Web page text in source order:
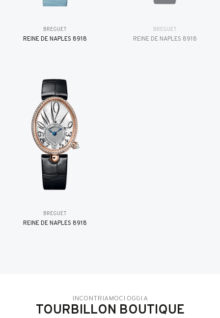
BREGUET
REINE DE NAPLES 8918
BREGUET
REINE DE NAPLES 8918
BREGUET
REINE DE NAPLES 8918
INCONTRIAMOCI OGGI A
TOURBILLON BOUTIQUE